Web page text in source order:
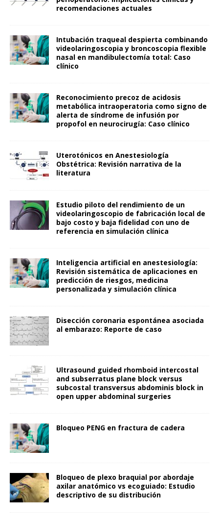
recomendaciones actuales
Intubación traqueal despierta combinando
videolaringoscopia y broncoscopia flexible
nasal en mandibulectomía total: Caso
clínico
Reconocimiento precoz de acidosis
metabólica intraoperatoria como signo de
alerta de síndrome de infusión por
propofol en neurocirugía: Caso clínico
Uterotónicos en Anestesiología
Obstétrica: Revisión narrativa de la
literatura
Estudio piloto del rendimiento de un
videolaringoscopio de fabricación local de
bajo costo y baja fidelidad con uno de
referencia en simulación clínica
Inteligencia artificial en anestesiología:
Revisión sistemática de aplicaciones en
predicción de riesgos, medicina
personalizada y simulación clínica
Disección coronaria espontánea asociada
al embarazo: Reporte de caso
Ultrasound guided rhomboid intercostal
and subserratus plane block versus
subcostal transversus abdominis block in
open upper abdominal surgeries
Bloqueo PENG en fractura de cadera
Bloqueo de plexo braquial por abordaje
axilar anatómico vs ecoguiado: Estudio
descriptivo de su distribución